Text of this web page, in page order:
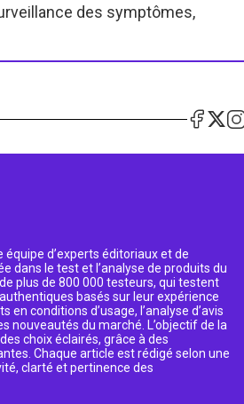
des symptômes,
d’experts éditoriaux et de
dans le test et l’analyse de produits du
plus de 800 000 testeurs, qui testent
basés sur leur expérience
conditions d’usage, l’analyse d’avis
nouveautés du marché. L’objectif de la
choix éclairés, grâce à des
Chaque article est rédigé selon une
clarté et pertinence des